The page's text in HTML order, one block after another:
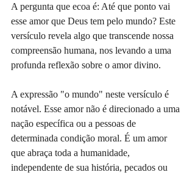
A pergunta que ecoa é: Até que ponto vai
esse amor que Deus tem pelo mundo? Este
versículo revela algo que transcende nossa
compreensão humana, nos levando a uma
profunda reflexão sobre o amor divino.
A expressão "o mundo" neste versículo é
notável. Esse amor não é direcionado a uma
nação específica ou a pessoas de
determinada condição moral. É um amor
que abraça toda a humanidade,
independente de sua história, pecados ou